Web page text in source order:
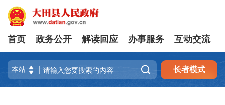
首页 政务公开 解读回应 办事服务 互动交流
 长者模式